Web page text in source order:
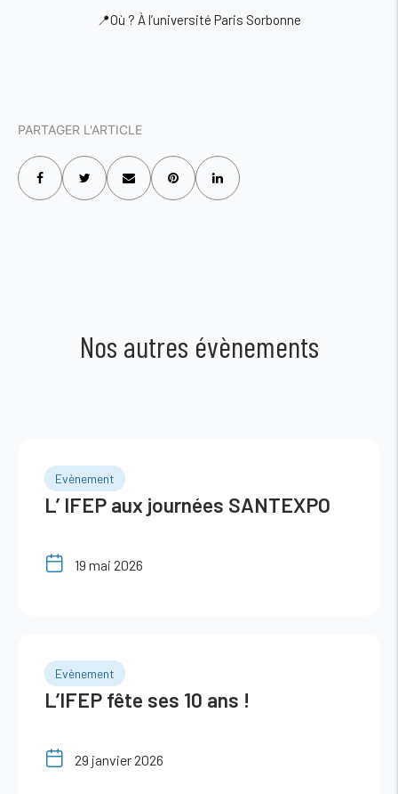
📍Où ? À l’université Paris Sorbonne
PARTAGER L'ARTICLE
Nos autres évènements
Evènement
L’ IFEP aux journées SANTEXPO
19 mai 2026
Evènement
L’IFEP fête ses 10 ans !
29 janvier 2026